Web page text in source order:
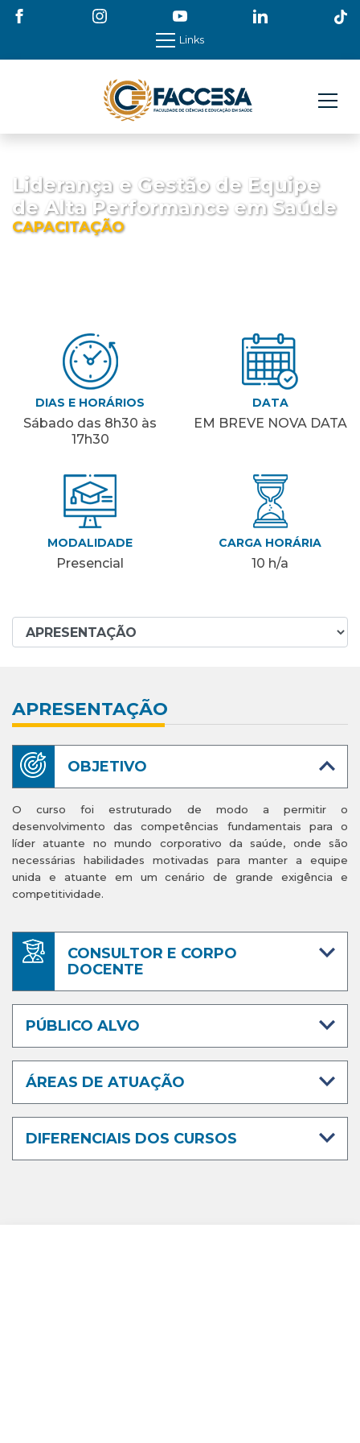
Links
Liderança e Gestão de Equipe
de Alta Performance em Saúde
CAPACITAÇÃO
DIAS E HORÁRIOS
Sábado das 8h30 às
17h30
DATA
EM BREVE NOVA DATA
MODALIDADE
Presencial
CARGA HORÁRIA
10 h/a
APRESENTAÇÃO
OBJETIVO
O curso foi estruturado de modo a permitir o
desenvolvimento das competências fundamentais para o
líder atuante no mundo corporativo da saúde, onde são
necessárias habilidades motivadas para manter a equipe
unida e atuante em um cenário de grande exigência e
competitividade.
CONSULTOR E CORPO
DOCENTE
PÚBLICO ALVO
ÁREAS DE ATUAÇÃO
DIFERENCIAIS DOS CURSOS